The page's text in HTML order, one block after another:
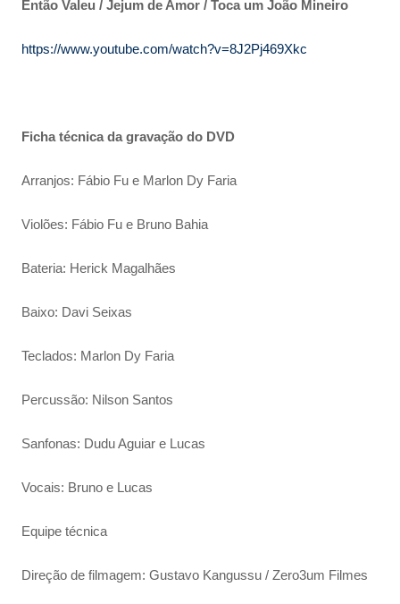
Então Valeu / Jejum de Amor / Toca um João Mineiro
https://www.youtube.com/watch?v=8J2Pj469Xkc
Ficha técnica da gravação do DVD
Arranjos: Fábio Fu e Marlon Dy Faria
Violões: Fábio Fu e Bruno Bahia
Bateria: Herick Magalhães
Baixo: Davi Seixas
Teclados: Marlon Dy Faria
Percussão: Nilson Santos
Sanfonas: Dudu Aguiar e Lucas
Vocais: Bruno e Lucas
Equipe técnica
Direção de filmagem: Gustavo Kangussu / Zero3um Filmes